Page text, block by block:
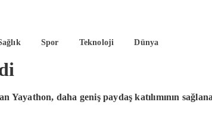
Spor Teknoloji Dünya
daha geniş paydaş katılımının